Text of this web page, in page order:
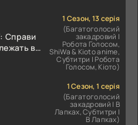
Справи
від
1 Сезон, 13 серія
(Багатоголосий
закадровий |
Робота Голосом,
ShiWa & Kioto anime,
Субтитри | Робота
Голосом, Кіото)
1 Сезон, 1 серія
(Багатоголосий
закадровий | В
Лапках, Субтитри |
В Лапках)